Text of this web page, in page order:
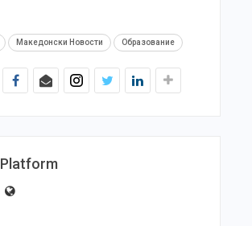
Македонски Новости Образование
Platform